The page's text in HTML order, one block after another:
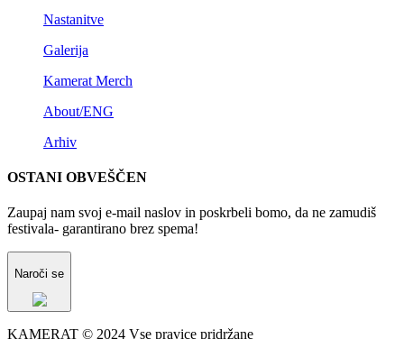
Nastanitve
Galerija
Kamerat Merch
About/ENG
Arhiv
OSTANI OBVEŠČEN
Zaupaj nam svoj e-mail naslov in poskrbeli bomo, da ne zamudiš
festivala- garantirano brez spema!
Naroči se
KAMERAT © 2024 Vse pravice pridržane